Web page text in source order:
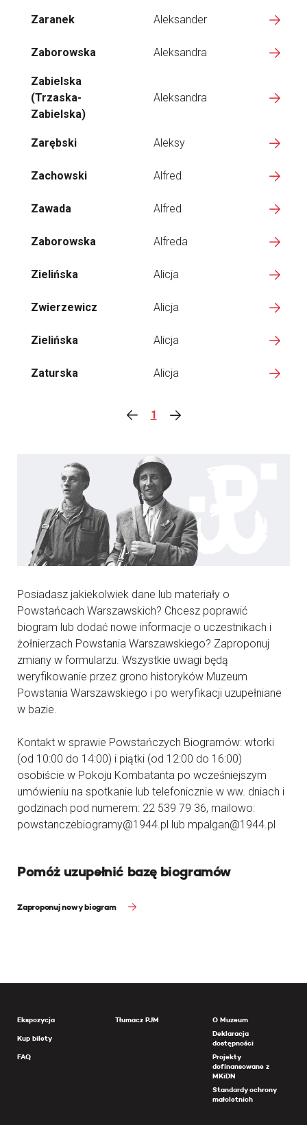
Zaranek Aleksander
Zaborowska Aleksandra
Zabielska
(Trzaska-
Zabielska)
Aleksandra
Zarębski Aleksy
Zachowski Alfred
Zawada Alfred
Zaborowska Alfreda
Zielińska Alicja
Zwierzewicz Alicja
Zielińska Alicja
Zaturska Alicja
1
Posiadasz jakiekolwiek dane lub materiały o
Powstańcach Warszawskich? Chcesz poprawić
biogram lub dodać nowe informacje o uczestnikach i
żołnierzach Powstania Warszawskiego? Zaproponuj
zmiany w formularzu. Wszystkie uwagi będą
weryfikowanie przez grono historyków Muzeum
Powstania Warszawskiego i po weryfikacji uzupełniane
w bazie.
Kontakt w sprawie Powstańczych Biogramów: wtorki
(od 10:00 do 14:00) i piątki (od 12:00 do 16:00)
osobiście w Pokoju Kombatanta po wcześniejszym
umówieniu na spotkanie lub telefonicznie w ww. dniach i
godzinach pod numerem: 22 539 79 36, mailowo:
powstanczebiogramy@1944.pl lub mpalgan@1944.pl
Pomóż uzupełnić bazę biogramów
Zaproponuj nowy biogram
Ekspozycja
Kup bilety
FAQ
Tłumacz PJM
O Muzeum
Deklaracja
dostępności
Projekty
dofinansowane z
MKiDN
Standardy ochrony
małoletnich